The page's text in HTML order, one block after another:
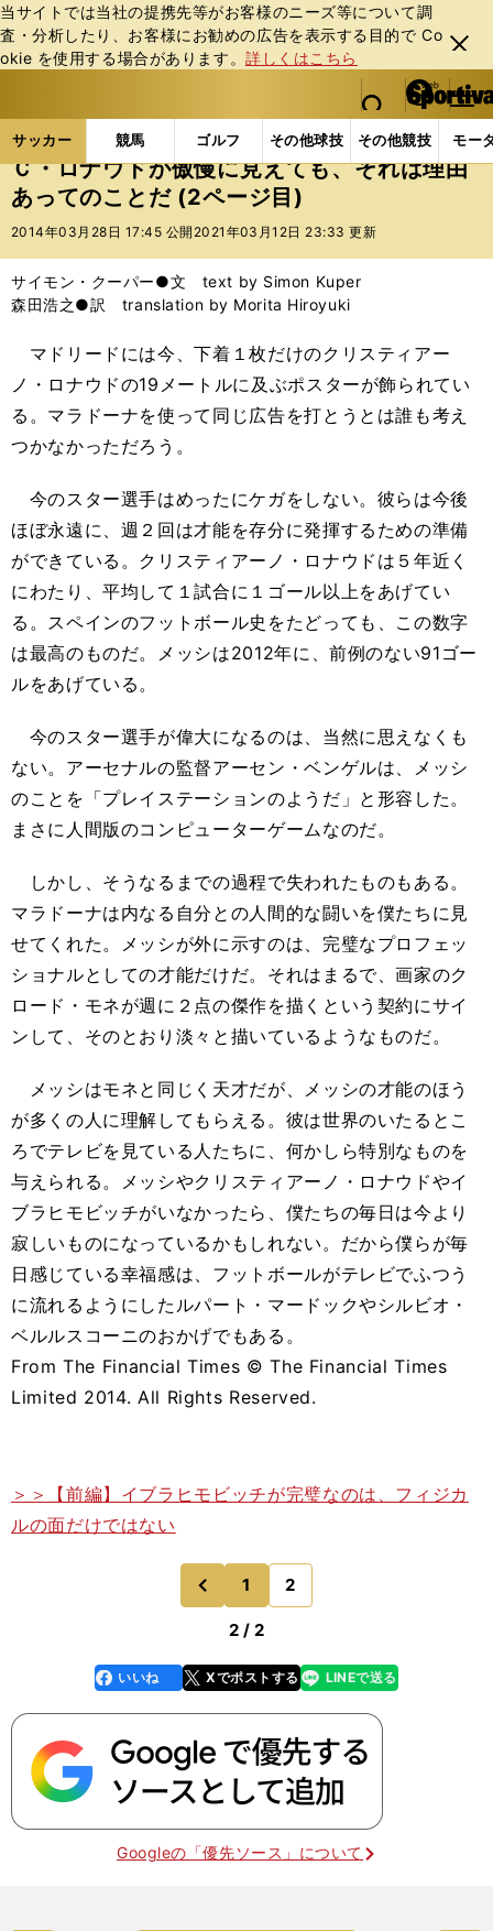
当サイトでは当社の提携先等がお客様のニーズ等について調
査・分析したり、お客様にお勧めの広告を表⽰する⽬的で Co
okie を使⽤する場合があります。詳しくはこちら
閉じ
る
web Sportiva (webスポルティーバ)
検索
マイペ
ー
ジ
メニュ
サッカー 競馬 ゴルフ その他球技 その他競技 モー
ス
ポ
ル
バ
サッカーの記事一覧 海外サッカー サイモン・クー
Ｃ・ロナウドが傲慢に見えても、それは理由
あってのことだ (2ページ目)
2014年03月28日 17:45 公開 2021年03月12日 23:33 更新
サイモン・クーパー●文 text by Simon Kuper
森田浩之●訳 translation by Morita Hiroyuki
マドリードには今、下着１枚だけのクリスティアー
ノ・ロナウドの19メートルに及ぶポスターが飾られてい
る。マラドーナを使って同じ広告を打とうとは誰も考え
つかなかっただろう。
今のスター選手はめったにケガをしない。彼らは今後
ほぼ永遠に、週２回は才能を存分に発揮するための準備
ができている。クリスティアーノ・ロナウドは５年近く
にわたり、平均して１試合に１ゴール以上をあげてい
る。スペインのフットボール史をたどっても、この数字
は最高のものだ。メッシは2012年に、前例のない91ゴー
ルをあげている。
今のスター選手が偉大になるのは、当然に思えなくも
ない。アーセナルの監督アーセン・ベンゲルは、メッシ
のことを「プレイステーションのようだ」と形容した。
まさに人間版のコンピューターゲームなのだ。
しかし、そうなるまでの過程で失われたものもある。
マラドーナは内なる自分との人間的な闘いを僕たちに見
せてくれた。メッシが外に示すのは、完璧なプロフェッ
ショナルとしての才能だけだ。それはまるで、画家のク
ロード・モネが週に２点の傑作を描くという契約にサイ
ンして、そのとおり淡々と描いているようなものだ。
メッシはモネと同じく天才だが、メッシの才能のほう
が多くの人に理解してもらえる。彼は世界のいたるとこ
ろでテレビを見ている人たちに、何かしら特別なものを
与えられる。メッシやクリスティアーノ・ロナウドやイ
ブラヒモビッチがいなかったら、僕たちの毎日は今より
寂しいものになっているかもしれない。だから僕らが毎
日感じている幸福感は、フットボールがテレビでふつう
に流れるようにしたルパート・マードックやシルビオ・
ベルルスコーニのおかげでもある。
From The Financial Times © The Financial Times
Limited 2014. All Rights Reserved.
＞＞【前編】イブラヒモビッチが完璧なのは、フィジカ
ルの面だけではない
前
1 2
2 / 2
faceboo
k
いいね Xでポストする
line LINEで送る
Googleの「優先ソース」について